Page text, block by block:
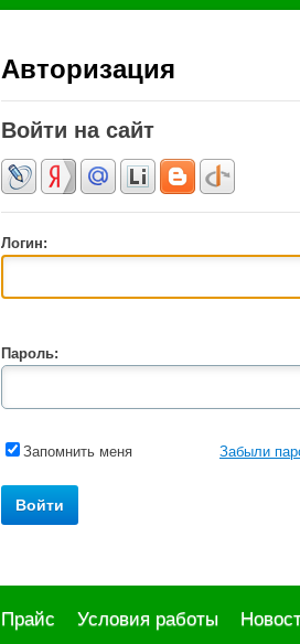
Авторизация
Войти на сайт
Логин:
Пароль:
Запомнить меня Забыли
Прайс Условия работы